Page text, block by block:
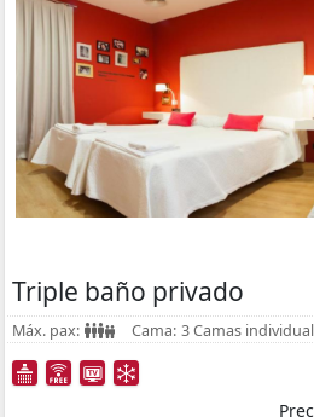
Triple baño privado
Máx. pax: Cama: 3 Camas